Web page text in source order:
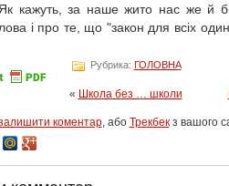
кажуть, за наше жито нас же й
і про те, що "закон для всіх
Рубрика: ГОЛОВНА
« Школа без … школи
коментар, або Трекбекз вашого